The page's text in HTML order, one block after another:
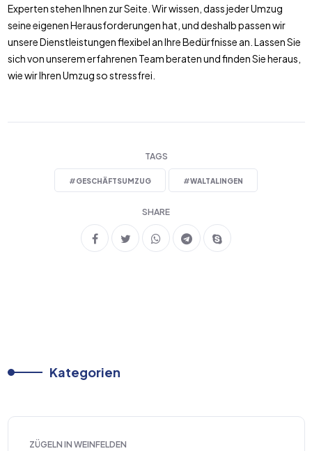
Experten stehen Ihnen zur Seite. Wir wissen, dass jeder Umzug
seine eigenen Herausforderungen hat, und deshalb passen wir
unsere Dienstleistungen flexibel an Ihre Bedürfnisse an. Lassen Sie
sich von unserem erfahrenen Team beraten und finden Sie heraus,
wie wir Ihren Umzug so stressfrei.
TAGS
#GESCHÄFTSUMZUG #WALTALINGEN
SHARE
Kategorien
ZÜGELN IN WEINFELDEN